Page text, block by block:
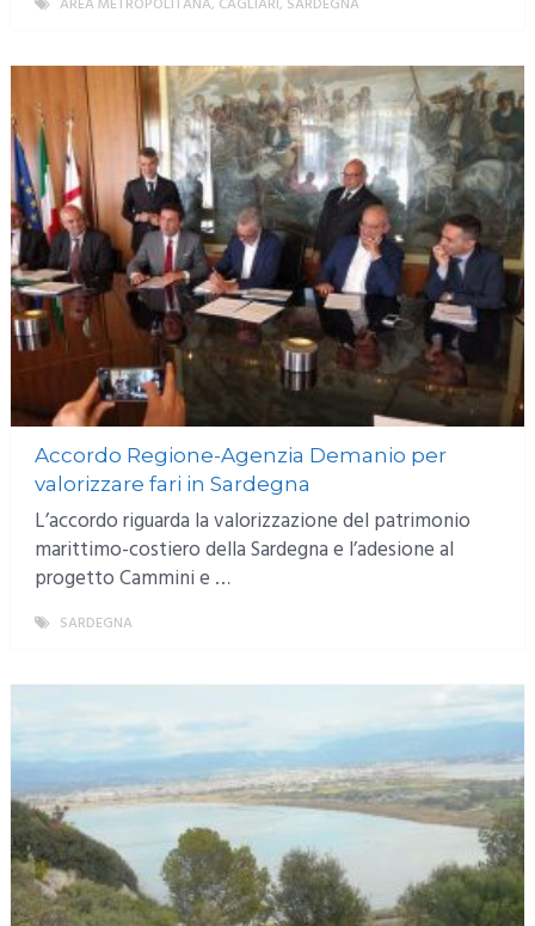
Accordo Regione-Agenzia Demanio per
valorizzare fari in Sardegna
L’accordo riguarda la valorizzazione del patrimonio
marittimo-costiero della Sardegna e l’adesione al
progetto Cammini e …
SARDEGNA